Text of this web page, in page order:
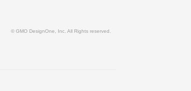
© GMO DesignOne, Inc. All Rights reserved.